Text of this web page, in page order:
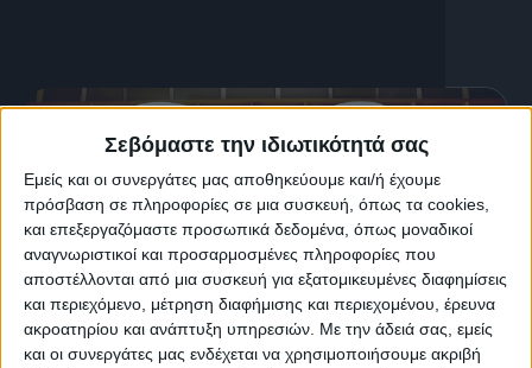
Σεβόμαστε την ιδιωτικότητά σας
Εμείς και οι συνεργάτες μας αποθηκεύουμε και/ή έχουμε
πρόσβαση σε πληροφορίες σε μια συσκευή, όπως τα cookies,
και επεξεργαζόμαστε προσωπικά δεδομένα, όπως μοναδικοί
αναγνωριστικοί και προσαρμοσμένες πληροφορίες που
αποστέλλονται από μια συσκευή για εξατομικευμένες διαφημίσεις
και περιεχόμενο, μέτρηση διαφήμισης και περιεχομένου, έρευνα
ακροατηρίου και ανάπτυξη υπηρεσιών. Με την άδειά σας, εμείς
και οι συνεργάτες μας ενδέχεται να χρησιμοποιήσουμε ακριβή